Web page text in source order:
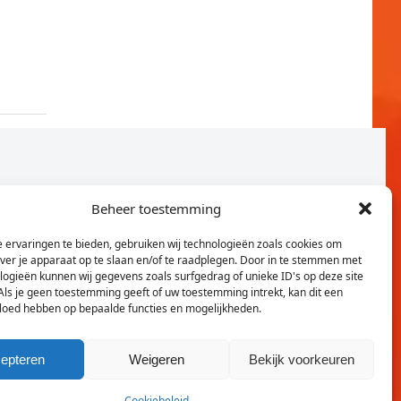
Beheer toestemming
ervaringen te bieden, gebruiken wij technologieën zoals cookies om
je apparaat op te slaan en/of te raadplegen. Door in te stemmen met
kunnen wij gegevens zoals surfgedrag of unieke ID's op deze site
je geen toestemming geeft of uw toestemming intrekt, kan dit een
hebben op bepaalde functies en mogelijkheden.
Weigeren Bekijk voorkeuren
Twitter